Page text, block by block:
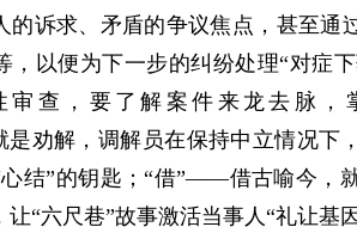
的诉求、矛盾的争议焦点，甚至通
，以便为下一步的纠纷处理“对症
审查，要了解案件来龙去脉，
劝解，调解员在保持中立情况下
结”的钥匙；“借”——借古喻今，
让“六尺巷”故事激活当事人“礼让